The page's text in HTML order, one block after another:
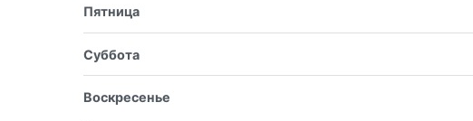
Пятница
Суббота
Воскресенье